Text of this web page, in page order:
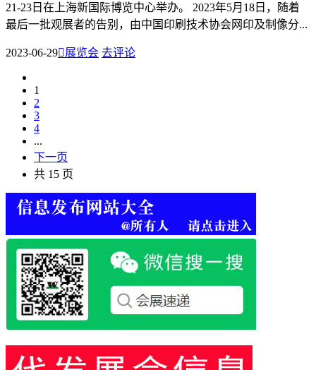
21-23日在上海新国际博览中心举办。 2023年5月18日，随着
最后一批观展者的告别，由中国印刷技术协会网印及制像分...
2023-06-29展览会 去评论
1
2
3
4
...
下一页
共 15 页